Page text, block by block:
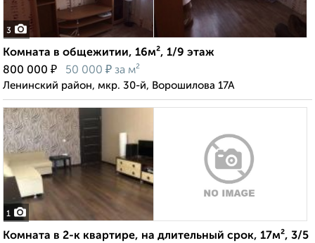
3
Комната в общежитии, 16м², 1/9 этаж
800 000 ₽ 50 000 ₽ за м²
Ленинский район, мкр. 30-й, Ворошилова 17А
1
Комната в 2-к квартире, на длительный срок, 17м², 3/5